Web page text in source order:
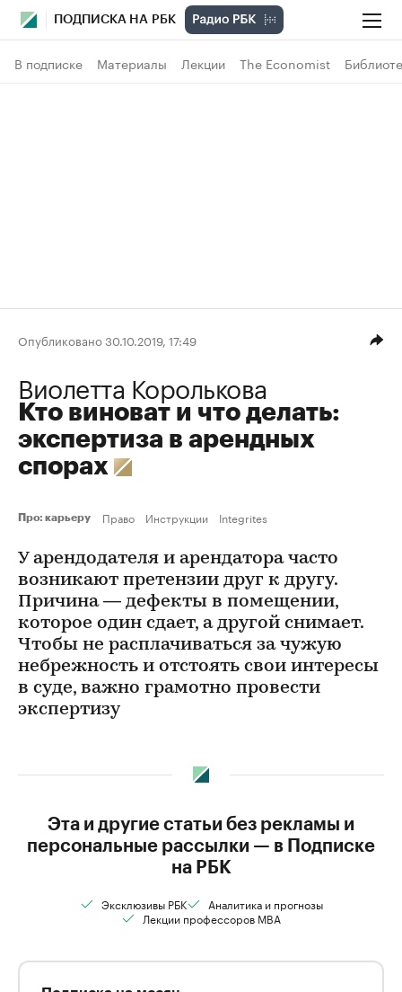
ПОДПИСКА НА РБК
В подписке Материалы Лекции The Economist
Опубликовано 30.10.2019, 17:49
Виолетта Королькова
Кто виноват и что делать:
экспертиза в арендных
спорах
Про: карьеру Право Инструкции Integrites
У арендодателя и арендатора часто
возникают претензии друг к другу.
Причина — дефекты в помещении,
которое один сдает, а другой снимает.
Чтобы не расплачиваться за чужую
небрежность и отстоять свои интересы
в суде, важно грамотно провести
экспертизу
Эта и другие статьи без рекламы и
персональные рассылки — в Подписке
на РБК
Эксклюзивы РБК
Аналитика и прогнозы
Лекции профессоров MBA